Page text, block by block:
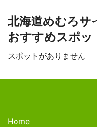
北海道めむろサ
おすすめスポッ
スポットがありません
Home